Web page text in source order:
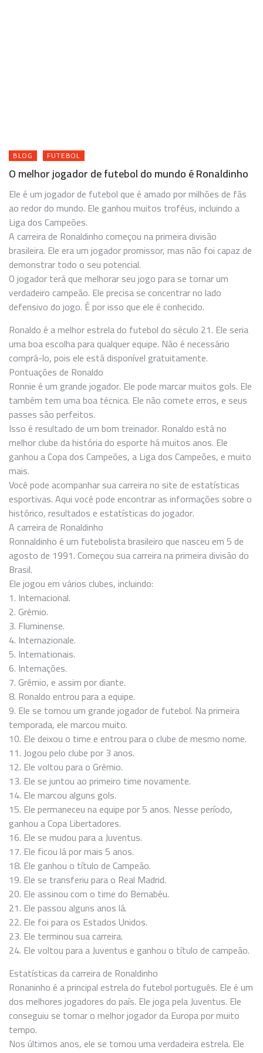
BLOG FUTEBOL
O melhor jogador de futebol do mundo é Ronaldinho
Ele é um jogador de futebol que é amado por milhões de fãs
ao redor do mundo. Ele ganhou muitos troféus, incluindo a
Liga dos Campeões.
A carreira de Ronaldinho começou na primeira divisão
brasileira. Ele era um jogador promissor, mas não foi capaz de
demonstrar todo o seu potencial.
O jogador terá que melhorar seu jogo para se tornar um
verdadeiro campeão. Ele precisa se concentrar no lado
defensivo do jogo. É por isso que ele é conhecido.
Ronaldo é a melhor estrela do futebol do século 21. Ele seria
uma boa escolha para qualquer equipe. Não é necessário
comprá-lo, pois ele está disponível gratuitamente.
Pontuações de Ronaldo
Ronnie é um grande jogador. Ele pode marcar muitos gols. Ele
também tem uma boa técnica. Ele não comete erros, e seus
passes são perfeitos.
Isso é resultado de um bom treinador. Ronaldo está no
melhor clube da história do esporte há muitos anos. Ele
ganhou a Copa dos Campeões, a Liga dos Campeões, e muito
mais.
Você pode acompanhar sua carreira no site de estatísticas
esportivas. Aqui você pode encontrar as informações sobre o
histórico, resultados e estatísticas do jogador.
A carreira de Ronaldinho
Ronnaldinho é um futebolista brasileiro que nasceu em 5 de
agosto de 1991. Começou sua carreira na primeira divisão do
Brasil.
Ele jogou em vários clubes, incluindo:
1. Internacional.
2. Grêmio.
3. Fluminense.
4. Internazionale.
5. Internationais.
6. Internações.
7. Grêmio, e assim por diante.
8. Ronaldo entrou para a equipe.
9. Ele se tornou um grande jogador de futebol. Na primeira
temporada, ele marcou muito.
10. Ele deixou o time e entrou para o clube de mesmo nome.
11. Jogou pelo clube por 3 anos.
12. Ele voltou para o Grêmio.
13. Ele se juntou ao primeiro time novamente.
14. Ele marcou alguns gols.
15. Ele permaneceu na equipe por 5 anos. Nesse período,
ganhou a Copa Libertadores.
16. Ele se mudou para a Juventus.
17. Ele ficou lá por mais 5 anos.
18. Ele ganhou o título de Campeão.
19. Ele se transferiu para o Real Madrid.
20. Ele assinou com o time do Bernabéu.
21. Ele passou alguns anos lá.
22. Ele foi para os Estados Unidos.
23. Ele terminou sua carreira.
24. Ele voltou para a Juventus e ganhou o título de campeão.
Estatísticas da carreira de Ronaldinho
Ronaninho é a principal estrela do futebol português. Ele é um
dos melhores jogadores do país. Ele joga pela Juventus. Ele
conseguiu se tornar o melhor jogador da Europa por muito
tempo.
Nos últimos anos, ele se tornou uma verdadeira estrela. Ele